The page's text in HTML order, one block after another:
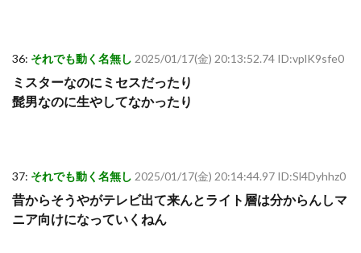
36: それでも動く名無し 2025/01/17(金) 20:13:52.74 ID:vplK9sfe0
ミスターなのにミセスだったり
髭男なのに生やしてなかったり
37: それでも動く名無し 2025/01/17(金) 20:14:44.97 ID:Sl4Dyhhz0
昔からそうやがテレビ出て来んとライト層は分からんしマ
ニア向けになっていくねん